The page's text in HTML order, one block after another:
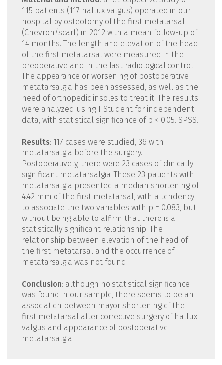
115 patients (117 hallux valgus) operated in our
hospital by osteotomy of the first metatarsal
(Chevron/scarf) in 2012 with a mean follow-up of
14 months. The length and elevation of the head
of the first metatarsal were measured in the
preoperative and in the last radiological control.
The appearance or worsening of postoperative
metatarsalgia has been assessed, as well as the
need of orthopedic insoles to treat it. The results
were analyzed using T-Student for independent
data, with statistical significance of p < 0.05. SPSS.
Results: 117 cases were studied, 36 with
metatarsalgia before the surgery.
Postoperatively, there were 23 cases of clinically
significant metatarsalgia. These 23 patients with
metatarsalgia presented a median shortening of
4.42 mm of the first metatarsal, with a tendency
to associate the two variables with p = 0.083, but
without being able to affirm that there is a
statistically significant relationship. The
relationship between elevation of the head of
the first metatarsal and the occurrence of
metatarsalgia was not found.
Conclusion: although no statistical significance
was found in our sample, there seems to be an
association between mayor shortening of the
first metatarsal after corrective surgery of hallux
valgus and appearance of postoperative
metatarsalgia.